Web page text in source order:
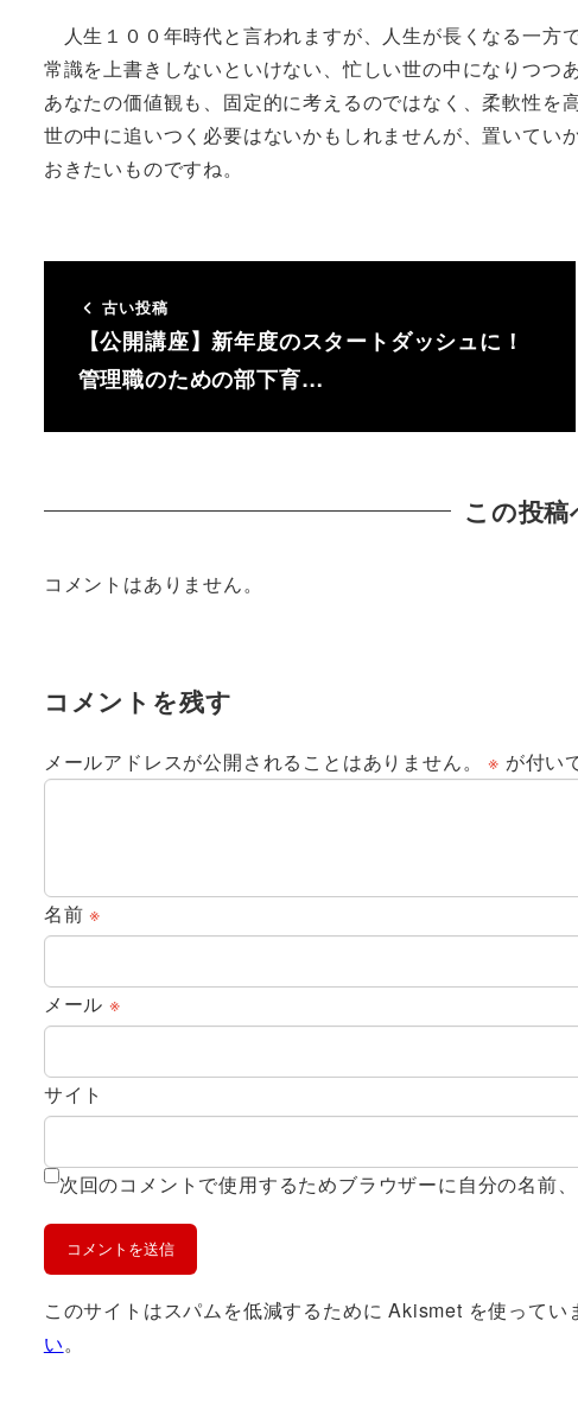
人生１００年時代と言われますが、人生が長くなる一方
常識を上書きしないといけない、忙しい世の中になりつつあ
あなたの価値観も、固定的に考えるのではなく、柔軟性を
世の中に追いつく必要はないかもしれませんが、置いてい
おきたいものですね。
古い投稿
【公開講座】新年度のスタートダッシュに！
管理職のための部下育…
この投
コメントはありません。
コメントを残す
メールアドレスが公開されることはありません。 ※ が付い
名前※
メール ※
サイト
次回のコメントで使用するためブラウザーに自分の名前
このサイトはスパムを低減するために Akismet を使ってい
い。